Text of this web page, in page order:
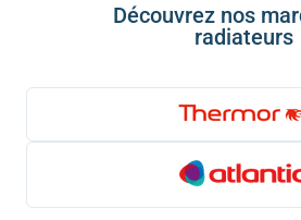
Découvrez nos
radiateurs